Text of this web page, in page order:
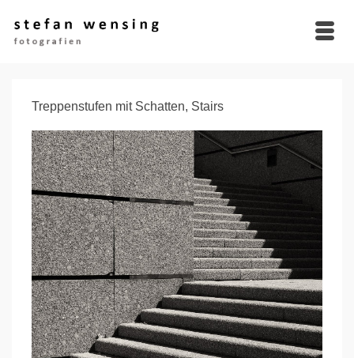
Treppenstufen mit Schatten, Stairs